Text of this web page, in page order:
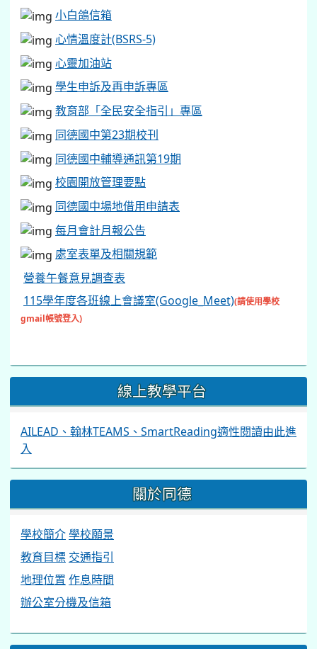
小白鴿信箱
心情溫度計(BSRS-5)
心靈加油站
學生申訴及再申訴專區
教育部「全民安全指引」專區
同德國中第23期校刊
同德國中輔導通訊第19期
校園開放管理要點
同德國中場地借用申請表
每月會計月報公告
處室表單及相關規範
營養午餐意見調查表
115學年度各班線上會議室(Google_Meet)(請使用學校
gmail帳號登入)
線上教學平台
AILEAD、翰林TEAMS、SmartReading適性閱讀由此進
入
關於同德
學校簡介學校願景
教育目標 交通指引
地理位置 作息時間
辦公室分機及信箱